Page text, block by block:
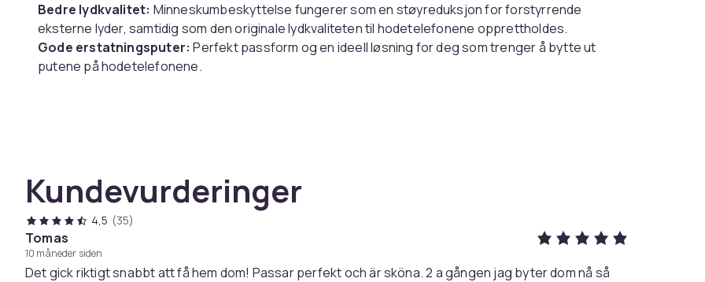
Bedre lydkvalitet: Minneskumbeskyttelse fungerer som en støyreduksjon for forstyrrende
eksterne lyder, samtidig som den originale lydkvaliteten til hodetelefonene opprettholdes.
Gode erstatningsputer: Perfekt passform og en ideell løsning for deg som trenger å bytte ut
putene på hodetelefonene.
Størrelse: 10,5 x 8 x 2 cm
Materiale: Kunstskinn, mykt skum
Kompatibel med: Sennheiser PXC550 MB660
Merk:
Av hygieniske årsaker er det ikke mulig å returnere eller endre produktet ved ødelagt
emballasje/forsegling.
Kundevurderinger
4,5 (35)
Tomas
10 måneder siden
Det gick riktigt snabbt att få hem dom! Passar perfekt och är sköna. 2 a gången jag byter dom nå så